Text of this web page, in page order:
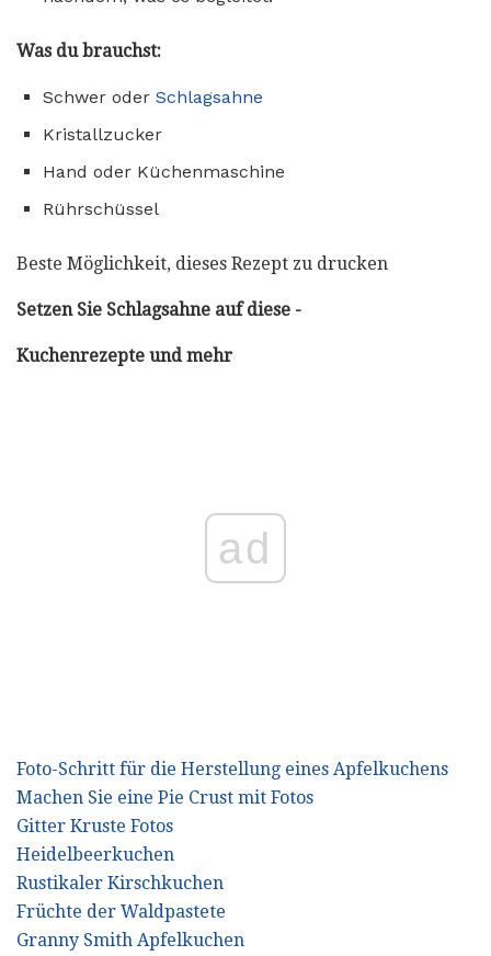
Was du brauchst:
Schwer oder Schlagsahne
Kristallzucker
Hand oder Küchenmaschine
Rührschüssel
Beste Möglichkeit, dieses Rezept zu drucken
Setzen Sie Schlagsahne auf diese -
Kuchenrezepte und mehr
ad
Foto-Schritt für die Herstellung eines Apfelkuchens
Machen Sie eine Pie Crust mit Fotos
Gitter Kruste Fotos
Heidelbeerkuchen
Rustikaler Kirschkuchen
Früchte der Waldpastete
Granny Smith Apfelkuchen